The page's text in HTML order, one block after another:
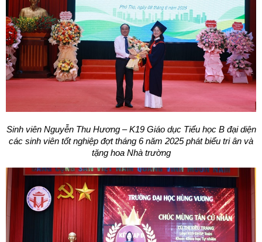
Sinh viên Nguyễn Thu Hương – K19 Giáo dục Tiểu học B đại diện
các sinh viên tốt nghiệp đợt tháng 6 năm 2025 phát biểu tri ân và
tặng hoa Nhà trường